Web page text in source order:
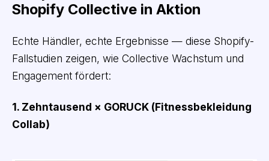
Shopify Collective in Aktion
Echte Händler, echte Ergebnisse — diese Shopify-
Fallstudien zeigen, wie Collective Wachstum und
Engagement fördert:
1. Zehntausend × GORUCK (Fitnessbekleidung
Collab)